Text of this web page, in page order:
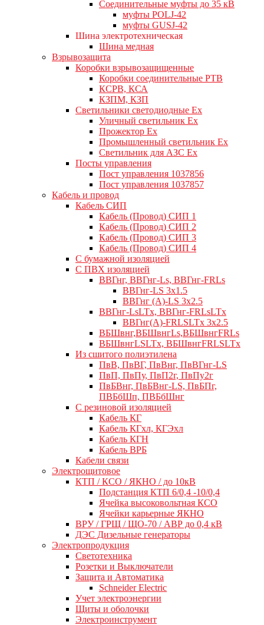
Соединительные муфты до 35 кВ
муфты POLJ-42
муфты GUSJ-42
Шина электротехническая
Шина медная
Взрывозащита
Коробки взрывозащищенные
Коробки соединительные РТВ
КСРВ, КСА
КЗПМ, КЗП
Светильники светодиодные Ex
Уличный светильник Ex
Прожектор Ex
Промышленный светильник Ex
Светильник для АЗС Ex
Посты управления
Пост управления 1037856
Пост управления 1037857
Кабель и провод
Кабель СИП
Кабель (Провод) СИП 1
Кабель (Провод) СИП 2
Кабель (Провод) СИП 3
Кабель (Провод) СИП 4
С бумажной изоляцией
С ПВХ изоляцией
ВВГнг, ВВГнг-Ls, ВВГнг-FRLs
ВВГнг-LS 3х1.5
ВВГнг (А)-LS 3х2.5
ВВГнг-LsLTx, ВВГнг-FRLsLTx
ВВГнг(А)-FRLSLTx 3х2.5
ВБШвнг,ВБШвнгLs,ВБШвнгFRLs
ВБШвнгLSLTx, ВБШвнгFRLSLTx
Из сшитого полиэтилена
ПвВ, ПвВГ, ПвВнг, ПвВГнг-LS
ПвП, ПвПу, ПвП2г, ПвПу2г
ПвБВнг, ПвБВнг-LS, ПвБПг,
ПВБбШп, ПВБбШнг
C резиновой изоляцией
Кабель КГ
Кабель КГхл, КГЭхл
Кабель КГН
Кабель ВРБ
Кабели связи
Электрощитовое
КТП / КСО / ЯКНО / до 10кВ
Подстанция КТП 6/0,4 -10/0,4
Ячейка высоковольтная КСО
Ячейки карьерные ЯКНО
ВРУ / ГРЩ / ЩО-70 / АВР до 0,4 кВ
ДЭС Дизельные генераторы
Электропродукция
Светотехника
Розетки и Выключатели
Защита и Автоматика
Schneider Electric
Учет электроэнергии
Щиты и оболочки
Электроинструмент